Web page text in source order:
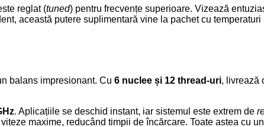
reglat (tuned) pentru frecvențe superioare. Vizează
această putere suplimentară vine la pachet cu
balans impresionant. Cu 6 nuclee și 12 thread-uri, livrează
. Aplicațiile se deschid instant, iar sistemul este extrem de
maxime, reducând timpii de încărcare. Toate astea cu